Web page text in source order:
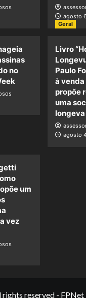
agosto
no
Geral
Livro
Paulo
à venda
propõe
uma
longeva
agosto
um
vez
reserved - FPNet